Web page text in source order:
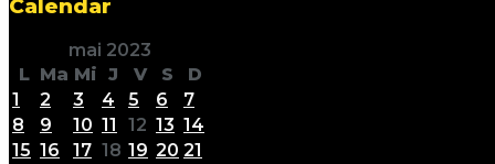
Calendar
mai 2023
L Ma Mi J V S
D
1
2 3 4 5 6
7
8
9 10 11 12 13 14
15 16 17 18 19 20 21